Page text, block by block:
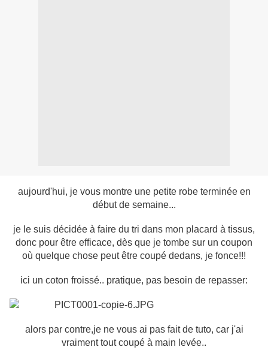
aujourd'hui, je vous montre une petite robe terminée en
début de semaine...
je le suis décidée à faire du tri dans mon placard à tissus,
donc pour être efficace, dès que je tombe sur un coupon
où quelque chose peut être coupé dedans, je fonce!!!
ici un coton froissé.. pratique, pas besoin de repasser:
alors par contre,je ne vous ai pas fait de tuto, car j'ai
vraiment tout coupé à main levée..